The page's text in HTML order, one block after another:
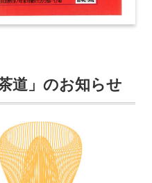
道」のお知らせ